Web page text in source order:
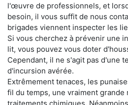
l'œuvre de professionnels, et
besoin, il vous suffit de nous
brigades viennent inspecter les
Si vous cherchez à prévenir une
lit, vous pouvez vous doter
Cependant, il ne s'agit pas d'une
d'incursion avérée.
Extrêmement tenaces, les
fil du temps, une vraiment grande
traitements chimiques.